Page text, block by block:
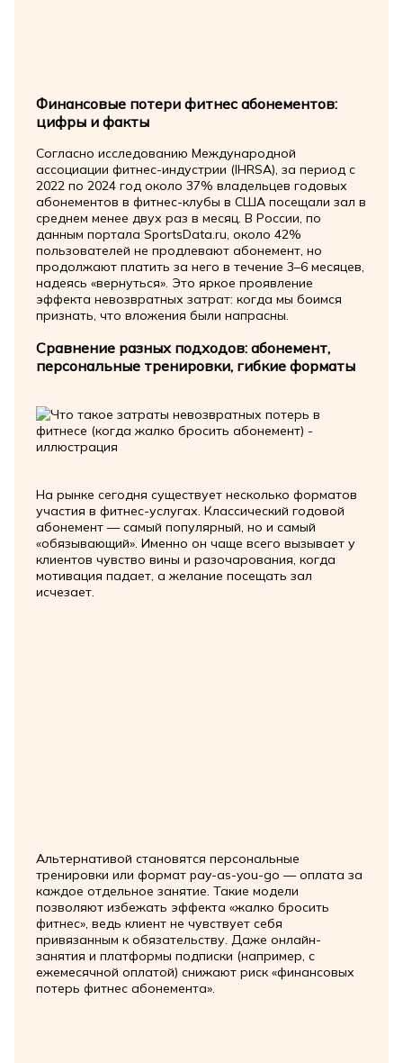
Финансовые потери фитнес абонементов:
цифры и факты
Согласно исследованию Международной
ассоциации фитнес-индустрии (IHRSA), за период с
2022 по 2024 год около 37% владельцев годовых
абонементов в фитнес-клубы в США посещали зал в
среднем менее двух раз в месяц. В России, по
данным портала SportsData.ru, около 42%
пользователей не продлевают абонемент, но
продолжают платить за него в течение 3–6 месяцев,
надеясь «вернуться». Это яркое проявление
эффекта невозвратных затрат: когда мы боимся
признать, что вложения были напрасны.
Сравнение разных подходов: абонемент,
персональные тренировки, гибкие форматы
На рынке сегодня существует несколько форматов
участия в фитнес-услугах. Классический годовой
абонемент — самый популярный, но и самый
«обязывающий». Именно он чаще всего вызывает у
клиентов чувство вины и разочарования, когда
мотивация падает, а желание посещать зал
исчезает.
Альтернативой становятся персональные
тренировки или формат pay-as-you-go — оплата за
каждое отдельное занятие. Такие модели
позволяют избежать эффекта «жалко бросить
фитнес», ведь клиент не чувствует себя
привязанным к обязательству. Даже онлайн-
занятия и платформы подписки (например, с
ежемесячной оплатой) снижают риск «финансовых
потерь фитнес абонемента».